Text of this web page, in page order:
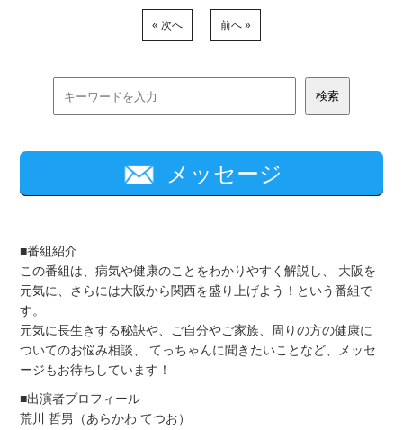
« 次へ 前へ »
メッセージ
■番組紹介
この番組は、病気や健康のことをわかりやすく解説し、 大阪を
元気に、さらには大阪から関西を盛り上げよう！という番組で
す。
元気に長生きする秘訣や、ご自分やご家族、周りの方の健康に
ついてのお悩み相談、 てっちゃんに聞きたいことなど、メッセ
ージもお待ちしています！
■出演者プロフィール
荒川 哲男（あらかわ てつお）